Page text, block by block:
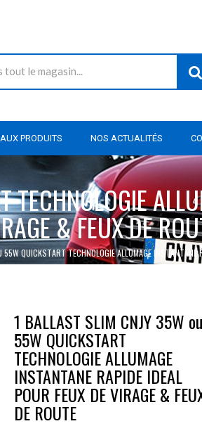
PRODUITS NOS ACTUALITÉS
& FEUX DE
QUICKSTART TECHNOLOGIE ALLUMAGE INSTANTANE
1 BALLAST SLIM CNJY 35W ou
55W QUICKSTART
TECHNOLOGIE ALLUMAGE
INSTANTANE RAPIDE IDEAL
POUR FEUX DE VIRAGE &
DE ROUTE